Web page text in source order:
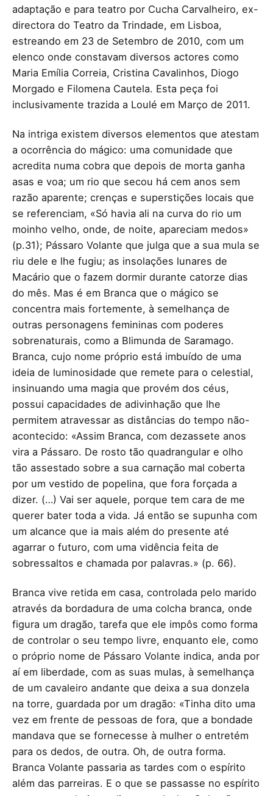
adaptação e para teatro por Cucha Carvalheiro, ex-
directora do Teatro da Trindade, em Lisboa,
estreando em 23 de Setembro de 2010, com um
elenco onde constavam diversos actores como
Maria Emília Correia, Cristina Cavalinhos, Diogo
Morgado e Filomena Cautela. Esta peça foi
inclusivamente trazida a Loulé em Março de 2011.
Na intriga existem diversos elementos que atestam
a ocorrência do mágico: uma comunidade que
acredita numa cobra que depois de morta ganha
asas e voa; um rio que secou há cem anos sem
razão aparente; crenças e superstições locais que
se referenciam, «Só havia ali na curva do rio um
moinho velho, onde, de noite, apareciam medos»
(p.31); Pássaro Volante que julga que a sua mula se
riu dele e lhe fugiu; as insolações lunares de
Macário que o fazem dormir durante catorze dias
do mês. Mas é em Branca que o mágico se
concentra mais fortemente, à semelhança de
outras personagens femininas com poderes
sobrenaturais, como a Blimunda de Saramago.
Branca, cujo nome próprio está imbuído de uma
ideia de luminosidade que remete para o celestial,
insinuando uma magia que provém dos céus,
possui capacidades de adivinhação que lhe
permitem atravessar as distâncias do tempo não-
acontecido: «Assim Branca, com dezassete anos
vira a Pássaro. De rosto tão quadrangular e olho
tão assestado sobre a sua carnação mal coberta
por um vestido de popelina, que fora forçada a
dizer. (…) Vai ser aquele, porque tem cara de me
querer bater toda a vida. Já então se supunha com
um alcance que ia mais além do presente até
agarrar o futuro, com uma vidência feita de
sobressaltos e chamada por palavras.» (p. 66).
Branca vive retida em casa, controlada pelo marido
através da bordadura de uma colcha branca, onde
figura um dragão, tarefa que ele impôs como forma
de controlar o seu tempo livre, enquanto ele, como
o próprio nome de Pássaro Volante indica, anda por
aí em liberdade, com as suas mulas, à semelhança
de um cavaleiro andante que deixa a sua donzela
na torre, guardada por um dragão: «Tinha dito uma
vez em frente de pessoas de fora, que a bondade
mandava que se fornecesse à mulher o entretém
para os dedos, de outra. Oh, de outra forma.
Branca Volante passaria as tardes com o espírito
além das parreiras. E o que se passasse no espírito